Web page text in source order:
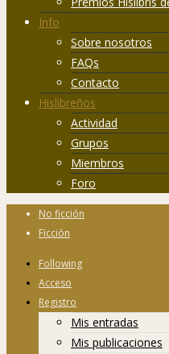
Info
Sobre nosotros
FAQs
Contacto
Hislibreños
Actividad
Grupos
Miembros
Foro
No ficción
Ficción
Following
Acceso
Registro
Mis entradas
Mis publicaciones